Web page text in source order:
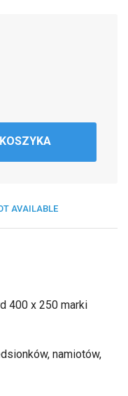
AVAILABLE
400 x 250 marki
namiotów,